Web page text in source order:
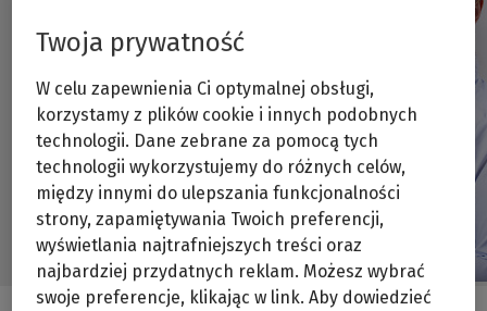
Twoja prywatność
W celu zapewnienia Ci optymalnej obsługi,
korzystamy z plików cookie i innych podobnych
technologii. Dane zebrane za pomocą tych
technologii wykorzystujemy do różnych celów,
między innymi do ulepszania funkcjonalności
strony, zapamiętywania Twoich preferencji,
wyświetlania najtrafniejszych treści oraz
najbardziej przydatnych reklam. Możesz wybrać
swoje preferencje, klikając w link. Aby dowiedzieć